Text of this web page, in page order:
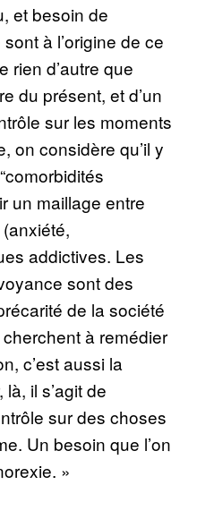
et besoin de
à l’origine de ce
rien d’autre que
du présent, et d’un
sur les moments
on considère qu’il y
un maillage entre
addictives. Les
sont des
de la société
à remédier
c’est aussi la
il s’agit de
sur des choses
Un besoin que l’on
»